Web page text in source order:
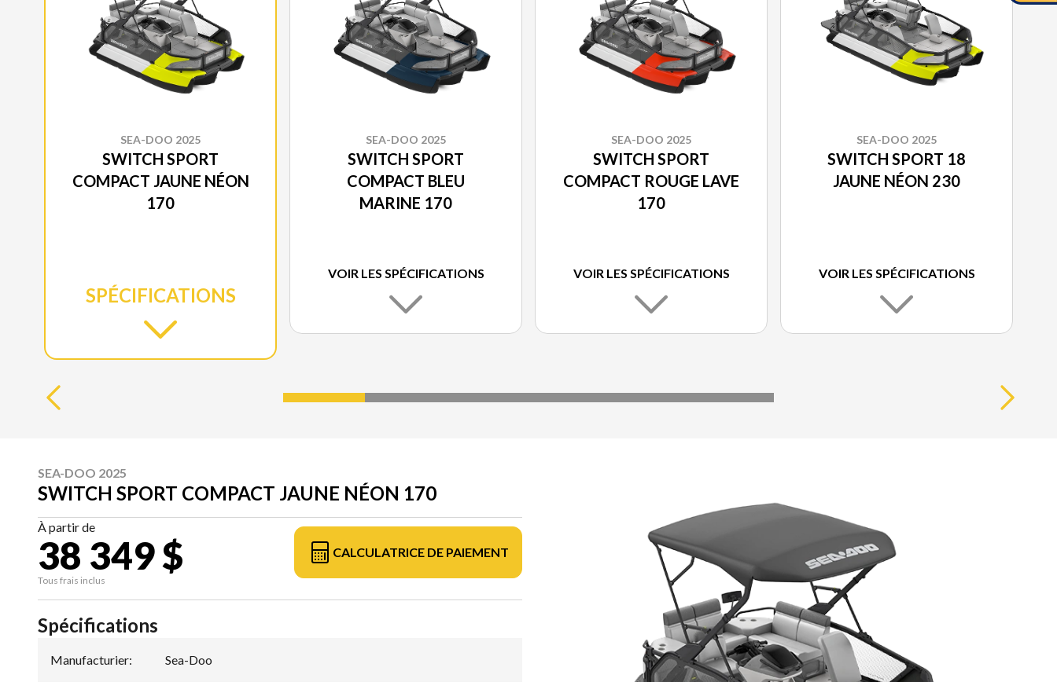
SEA-DOO 2025
SWITCH SPORT
COMPACT JAUNE NÉON
170
SPÉCIFICATIONS
SEA-DOO 2025
SWITCH SPORT
COMPACT BLEU
MARINE 170
VOIR LES SPÉCIFICATIONS
SEA-DOO 2025
SWITCH SPORT
COMPACT ROUGE LAVE
170
VOIR LES SPÉCIFICATIONS
SEA-DOO 2025
SWITCH SPORT 18
JAUNE NÉON 230
VOIR LES SPÉCIFICATIONS
SEA-DOO 2025
SWITCH SPORT COMPACT JAUNE NÉON 170
À partir de
38 349 $
Tous frais inclus
CALCULATRICE DE PAIEMENT
Spécifications
Manufacturier: Sea-Doo